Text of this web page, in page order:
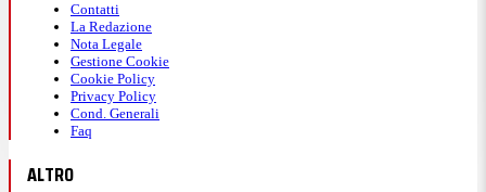
Contatti
La Redazione
Nota Legale
Gestione Cookie
Cookie Policy
Privacy Policy
Cond. Generali
Faq
ALTRO